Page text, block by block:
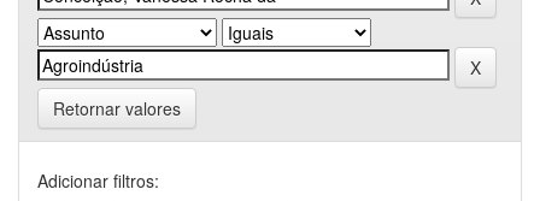
Retornar valores
Adicionar filtros: